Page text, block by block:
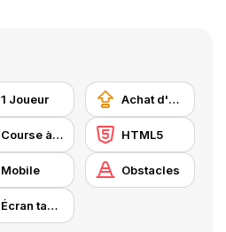
1 Joueur Achat d'améliorations
Course à pied HTML5
Mobile Obstacles
Écran tactile